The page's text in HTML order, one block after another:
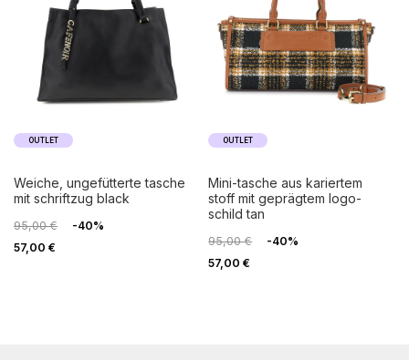
OUTLET
weiche, ungefütterte tasche
mit schriftzug black
95,00 €
-40%
57,00 €
OUTLET
mini-tasche aus kariertem
stoff mit geprägtem logo-
schild tan
95,00 €
-40%
57,00 €